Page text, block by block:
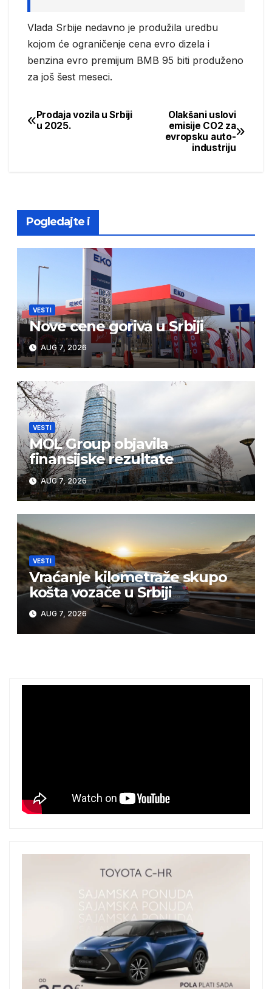
Vlada Srbije nedavno je produžila uredbu
kojom će ograničenje cena evro dizela i
benzina evro premijum BMB 95 biti produženo
za još šest meseci.
Post
Olakšani uslovi
emisije CO2 za
evropsku auto-
industriju
Prodaja vozila u Srbiji
u 2025.
Pogledajte i
VESTI
Nove cene goriva u Srbiji
AUG 7, 2026
VESTI
MOL Group objavila
finansijske rezultate
AUG 7, 2026
VESTI
Vraćanje kilometraže skupo
košta vozače u Srbiji
AUG 7, 2026